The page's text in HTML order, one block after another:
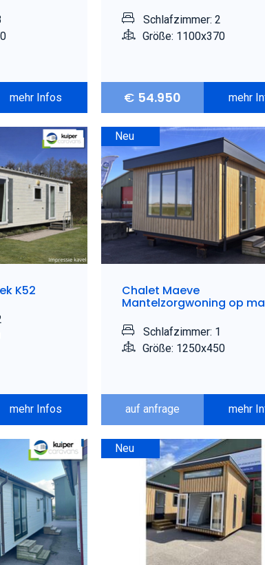
mehr Infos
Schlafzimmer: 2
Größe: 1100x370
€ 54.950 mehr
K52
mehr Infos
Neu
Chalet Maeve
Mantelzorgwoning op
Schlafzimmer: 1
Größe: 1250x450
auf anfrage mehr
Neu